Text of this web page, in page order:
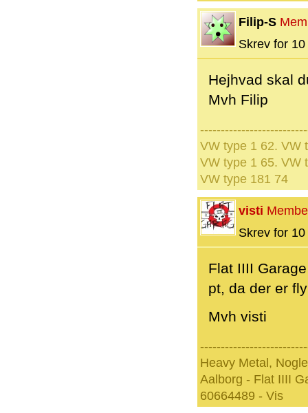
Filip-S
Skrev for
Hejhvad skal
Mvh Filip
VW type 1 62. VW
VW type 1 65. VW
VW type 181 74
visti
Skrev for
Flat IIII
pt, da der er
Mvh visti
Heavy Metal,
Aalborg - Flat IIII
60664489 - Vis